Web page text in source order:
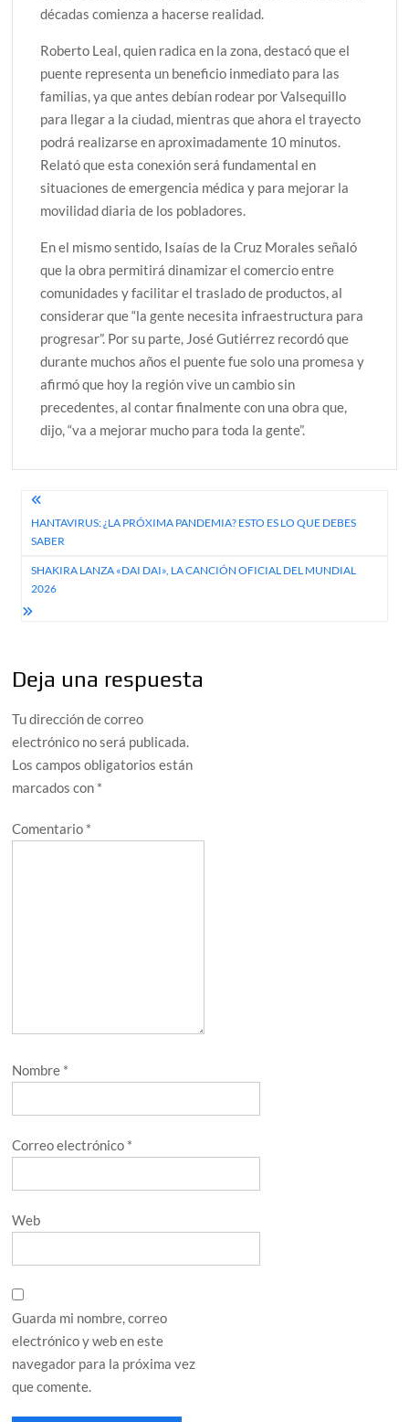
décadas comienza a hacerse realidad.
Roberto Leal, quien radica en la zona, destacó que el
puente representa un beneficio inmediato para las
familias, ya que antes debían rodear por Valsequillo
para llegar a la ciudad, mientras que ahora el trayecto
podrá realizarse en aproximadamente 10 minutos.
Relató que esta conexión será fundamental en
situaciones de emergencia médica y para mejorar la
movilidad diaria de los pobladores.
En el mismo sentido, Isaías de la Cruz Morales señaló
que la obra permitirá dinamizar el comercio entre
comunidades y facilitar el traslado de productos, al
considerar que “la gente necesita infraestructura para
progresar”. Por su parte, José Gutiérrez recordó que
durante muchos años el puente fue solo una promesa y
afirmó que hoy la región vive un cambio sin
precedentes, al contar finalmente con una obra que,
dijo, “va a mejorar mucho para toda la gente”.
Navegación
de
entradas
HANTAVIRUS: ¿LA PRÓXIMA PANDEMIA? ESTO ES LO QUE DEBES
SABER
SHAKIRA LANZA «DAI DAI», LA CANCIÓN OFICIAL DEL MUNDIAL
2026
Deja una respuesta
Tu dirección de correo
electrónico no será publicada.
Los campos obligatorios están
marcados con *
Comentario *
Nombre *
Correo electrónico *
Web
Guarda mi nombre, correo
electrónico y web en este
navegador para la próxima vez
que comente.